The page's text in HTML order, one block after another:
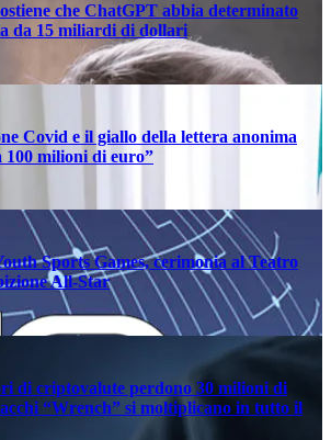
che ChatGPT abbia determinato
da 15 miliardi di dollari
Covid e il giallo della lettera anonima
100 milioni di euro”
Sports Games, cerimonia al Teatro
All-Star
di criptovalute perdono 30 milioni di
“Wrench” si moltiplicano in tutto il